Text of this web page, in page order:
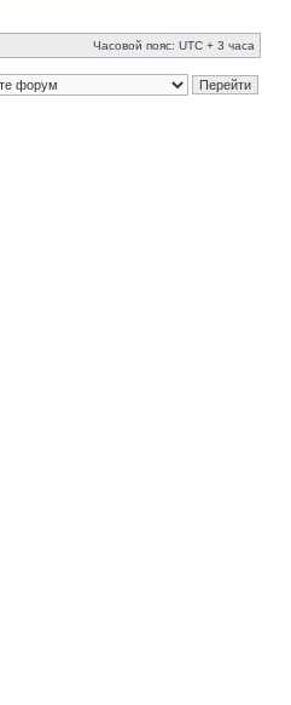
Часовой пояс: UTC + 3 часа